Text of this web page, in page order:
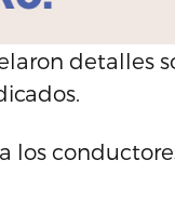
detalles
los